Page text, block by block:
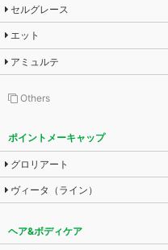
セルグレース
エット
アミュルテ
Others
ポイントメーキャップ
グロリアート
ヴィータ（ライン）
ヘア&ボディケア